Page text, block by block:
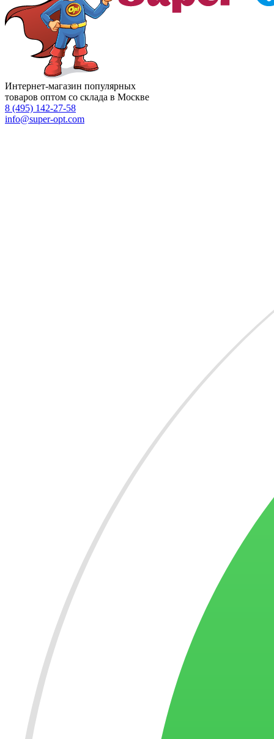
Интернет-магазин популярных
товаров оптом со склада в Москве
8 (495) 142-27-58
info@super-opt.com